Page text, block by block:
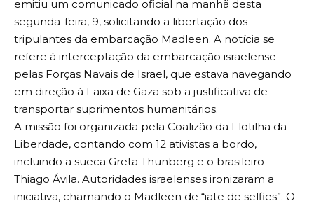
emitiu um comunicado oficial na manhã desta
segunda-feira, 9, solicitando a libertação dos
tripulantes da embarcação Madleen. A notícia se
refere à interceptação da embarcação israelense
pelas Forças Navais de Israel, que estava navegando
em direção à Faixa de Gaza sob a justificativa de
transportar suprimentos humanitários.
A missão foi organizada pela Coalizão da Flotilha da
Liberdade, contando com 12 ativistas a bordo,
incluindo a sueca Greta Thunberg e o brasileiro
Thiago Ávila. Autoridades israelenses ironizaram a
iniciativa, chamando o Madleen de “iate de selfies”. O